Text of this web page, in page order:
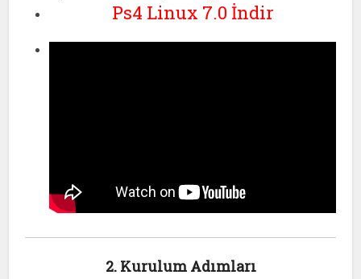
Ps4 Linux 7.0 İndir
2. Kurulum Adımları